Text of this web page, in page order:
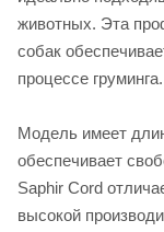
животных. Эта
собак
процессе груминга.
Модель имеет
обеспечивает
Saphir Cord
высокой